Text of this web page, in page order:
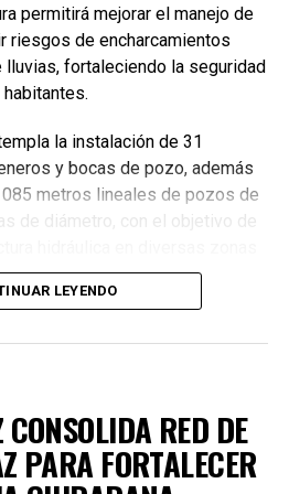
permitirá mejorar el manejo de
riesgos de encharcamientos
lluvias, fortaleciendo la seguridad
la instalación de 31
y bocas de pozo, además
metros lineales de pozos de
de diámetro, con el objetivo de
de Despacho de la Presidencia
Canché Pantoja, supervisó
la nueva infraestructura.
LEYENDO
RED DE
PARA FORTALECER